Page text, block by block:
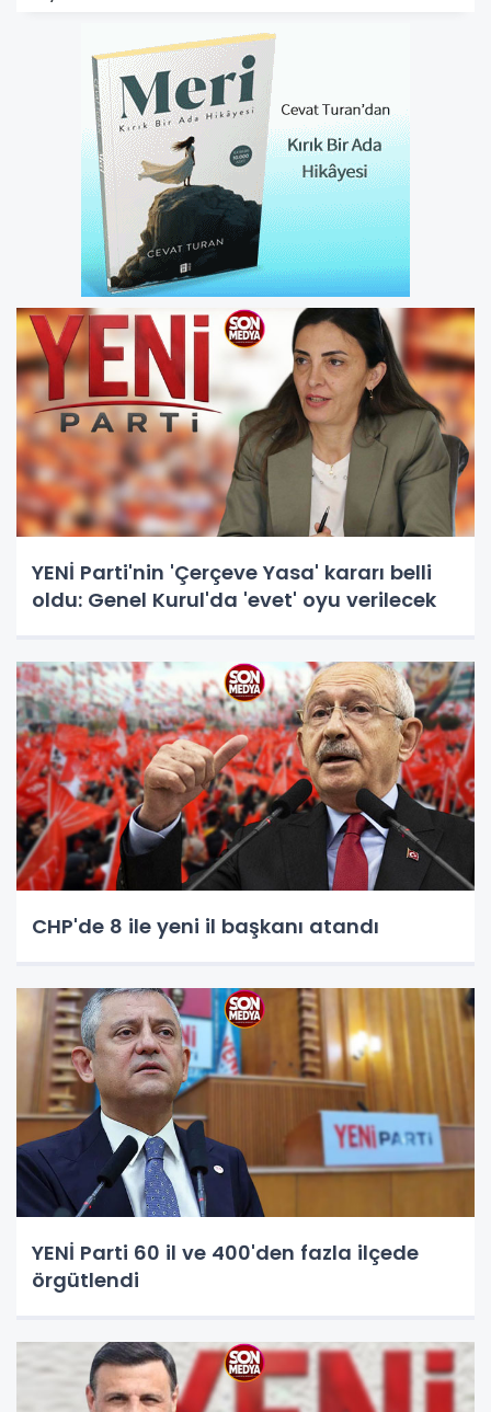
YENİ Parti'nin 'Çerçeve Yasa' kararı belli
oldu: Genel Kurul'da 'evet' oyu verilecek
CHP'de 8 ile yeni il başkanı atandı
YENİ Parti 60 il ve 400'den fazla ilçede
örgütlendi